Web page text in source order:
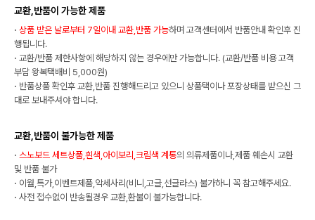
교환,반품이 가능한 제품
· 상품 받은 날로부터 7일이내 교환,반품 가능하며 고객센터에서 반품안내 확인후 진
행됩니다.
· 교환/반품 제한사항에 해당하지 않는 경우에만 가능합니다. (교환/반품 비용 고객
부담 왕복택배비 5,000원)
· 반품상품 확인후 교환,반품 진행해드리고 있으니 상품택이나 포장상태를 받으신 그
대로 보내주셔야 합니다.
교환,반품이 불가능한 제품
· 스노보드 세트상품,흰색,아이보리,크림색 계통의 의류제품이나,제품 훼손시 교환
및 반품 불가
· 이월,특가,이벤트제품,악세사리(비니,고글,선글라스) 불가하니 꼭 참고해주세요.
· 사전 접수없이 반송될경우 교환,환불이 불가능합니다.